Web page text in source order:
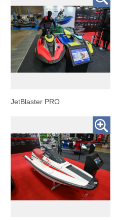
JetBlaster PRO